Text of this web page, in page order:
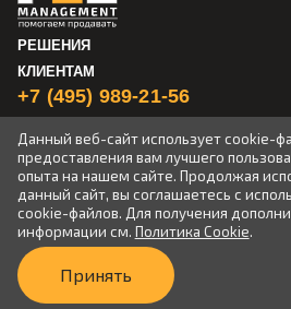
РЕШЕНИЯ
КЛИЕНТАМ
+7 (495) 989-21-56
+7 (812) 612-49-89
info@posmanagement.ru
Политика
© 2026 ООО «Пи.О.эС
Данный веб-сайт использует cookie-
предоставления вам лучшего
опыта на нашем сайте. Продолжая
данный сайт, вы соглашаетесь с
cookie-файлов. Для получения
информации см. Политика Cookie.
Принять